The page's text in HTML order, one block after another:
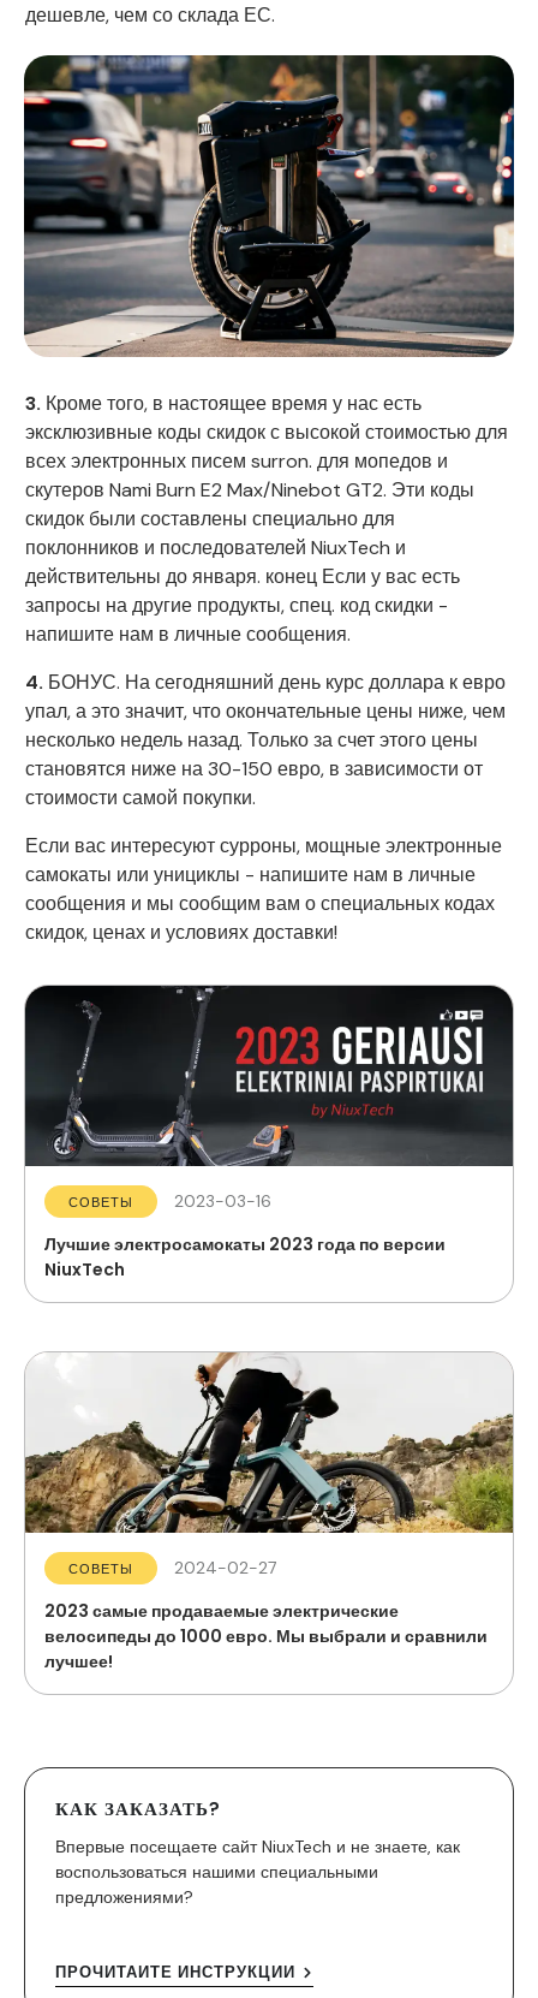
дешевле, чем со склада ЕС.
3. Кроме того, в настоящее время у нас есть
эксклюзивные коды скидок с высокой стоимостью для
всех электронных писем surron. для мопедов и
скутеров Nami Burn E2 Max/Ninebot GT2. Эти коды
скидок были составлены специально для
поклонников и последователей NiuxTech и
действительны до января. конец Если у вас есть
запросы на другие продукты, спец. код скидки -
напишите нам в личные сообщения.
4. БОНУС. На сегодняшний день курс доллара к евро
упал, а это значит, что окончательные цены ниже, чем
несколько недель назад. Только за счет этого цены
становятся ниже на 30-150 евро, в зависимости от
стоимости самой покупки.
Если вас интересуют сурроны, мощные электронные
самокаты или унициклы - напишите нам в личные
сообщения и мы сообщим вам о специальных кодах
скидок, ценах и условиях доставки!
СОВЕТЫ 2023-03-16
Лучшие электросамокаты 2023 года по версии
NiuxTech
СОВЕТЫ 2024-02-27
2023 самые продаваемые электрические
велосипеды до 1000 евро. Мы выбрали и сравнили
лучшее!
КАК ЗАКАЗАТЬ?
Впервые посещаете сайт NiuxTech и не знаете, как
воспользоваться нашими специальными
предложениями?
ПРОЧИТАЙТЕ ИНСТРУКЦИИ